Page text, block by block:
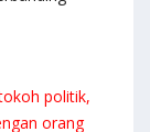
politik,
orang